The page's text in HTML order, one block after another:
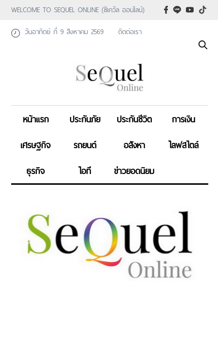
WELCOME TO SEQUEL ONLINE (ซีเคว้ล ออนไลน์)
วันอาทิตย์ ที่ 9 สิงหาคม 2569
ติดต่อเรา
หน้าแรก ประกันภัย ประกันชีวิต
การเงิน
เศรษฐกิจ
รถยนต์ อสังหา
ไลฟสไตล์
ธุรกิจ
ไอที ข่าวยอดนิยม